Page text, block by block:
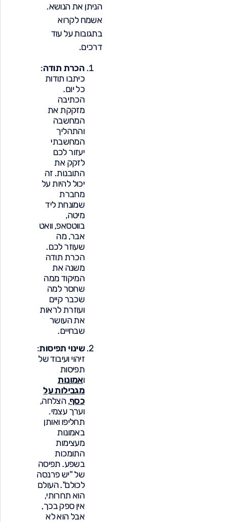
הניתן את הנושא.
אשמח לקרוא
בתגובות על עוד
דרכים.
הכרת תודה:
כיתבו תודות
כל יום.
הכתיבה
מזקקת את
המחשבה
והתהליך
המחשבתי
יעזור לכם
לזקק את
התובנות. זה
יכול להיות על
מחברת
שמונחת ליד
מיטה,
בווטסאפ, וואט
אבר, מה
שעוזר לכם.
הכרת תודה
משנה את
המיקוד ממה
שחסר למה
שכבר קיים
ועוזרת לראות
את העושר
שבחיים.
שינוי תפיסות:
זיהוי ועיבוד של
תפיסות
ואמונות
מגבילות על
כסף, הצלחה,
וערך עצמי.
תחליפו ואותן
באמונות
מעצימות
התומכות
בשפע. תפיסה
של "יש פרנסה
לכולם". העולם
הוא תחרותי,
אין ספק בכך,
אבל הוא לא